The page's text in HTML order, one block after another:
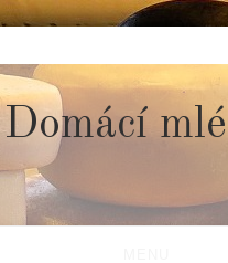
Domácí